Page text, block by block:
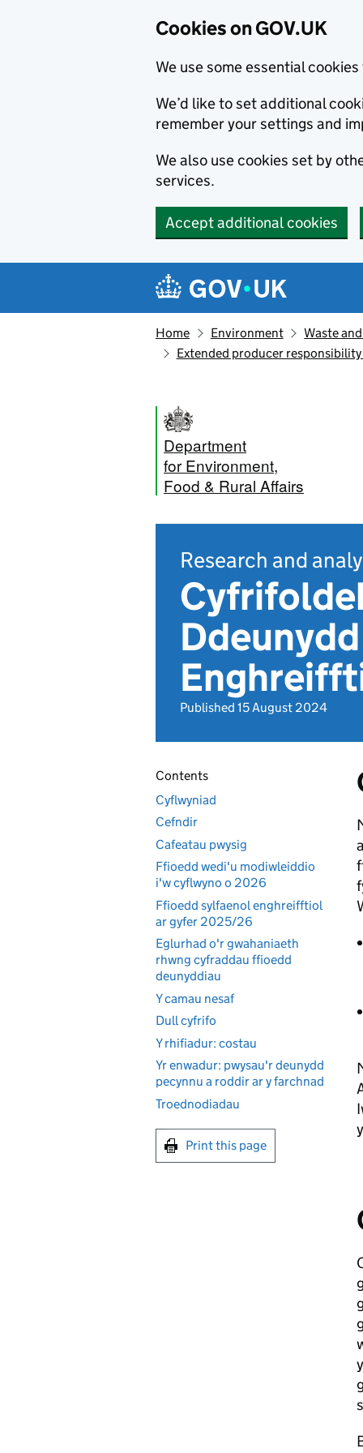
Cookies on GOV.UK
We use some essential
We’d like to set additional
remember your settings and
We also use cookies set by
services.
Accept additional cookies
Navigation menu
Home Environment Waste
Extended producer
Department
for Environment,
Food & Rural Affairs
Research and
Published 15 August 2024
Contents
Cyflwyniad
Cefndir
Cafeatau pwysig
Ffioedd wedi'u modiwleiddio
i'w cyflwyno o 2026
Ffioedd sylfaenol enghreifftiol
ar gyfer 2025/26
Eglurhad o'r gwahaniaeth
rhwng cyfraddau ffioedd
deunyddiau
Y camau nesaf
Dull cyfrifo
Y rhifiadur: costau
Yr enwadur: pwysau'r deunydd
pecynnu a roddir ar y farchnad
Troednodiadau
Print this page